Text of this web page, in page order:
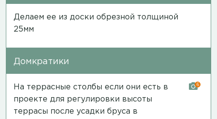
Делаем ее из доски обрезной толщиной
25мм
Домкратики
На террасные столбы если они есть в
проекте для регулировки высоты
террасы после усадки бруса в
6